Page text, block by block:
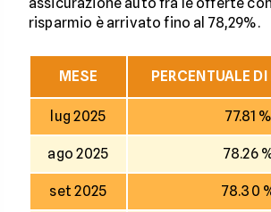
risparmio è arrivato fino al 78,29%.
MESE PERCENTUALE
lug 2025 77.81 %
ago 2025 78.26
set 2025 78.30